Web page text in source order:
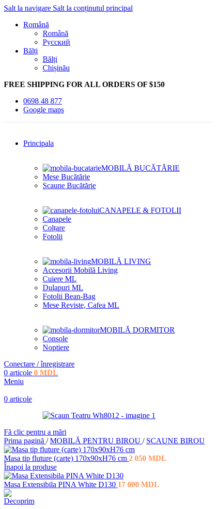
Salt la navigare Salt la conținutul principal
Română
Română
Русский
Bălți
Bălți
Chișinău
FREE SHIPPING FOR ALL ORDERS OF $150
0698 48 877
Google maps
Principala
MOBILĂ BUCĂTĂRIE
Mese Bucătărie
Scaune Bucătărie
CANAPELE & FOTOLII
Canapele
Colțare
Fotolii
MOBILĂ LIVING
Accesorii Mobilă Living
Cuiere ML
Dulapuri ML
Fotolii Bean-Bag
Mese Reviste, Cafea ML
MOBILĂ DORMITOR
Console
Noptiere
Conectare / înregistrare
0 articole 0 MDL
Meniu
0 articole
Fă clic pentru a mări
Prima pagină / MOBILĂ PENTRU BIROU / SCAUNE BIROU
Masa tip fluture (carte) 170x90xH76 cm 2 050 MDL
Înapoi la produse
Masa Extensibila PINA White D130 17 000 MDL